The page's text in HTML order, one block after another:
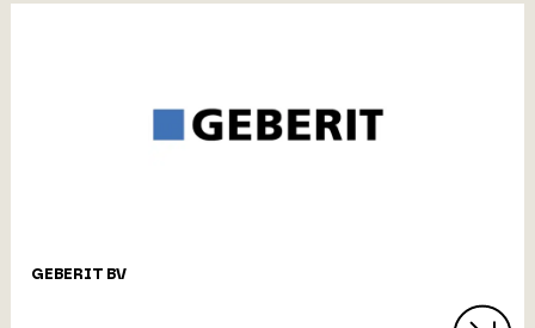
GEBERIT BV